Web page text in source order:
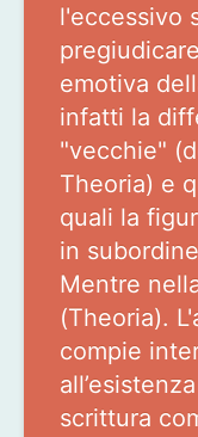
l'eccessivo
emotiva
infatti la
"vecchie"
Theoria) e
quali la
in
Mentre
(Theoria).
compie
scrittura